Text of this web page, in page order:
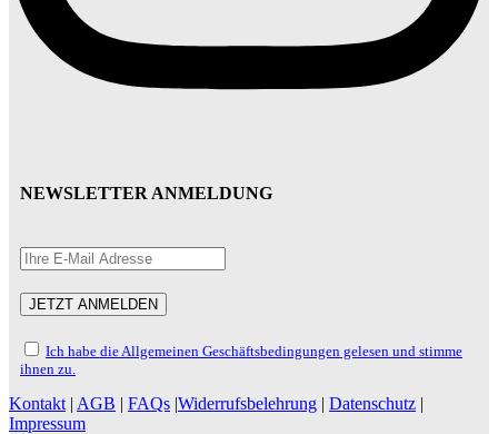
NEWSLETTER ANMELDUNG
Ich habe die Allgemeinen Geschäftsbedingungen gelesen und stimme
ihnen zu.
Kontakt | AGB | FAQs |Widerrufsbelehrung | Datenschutz |
Impressum